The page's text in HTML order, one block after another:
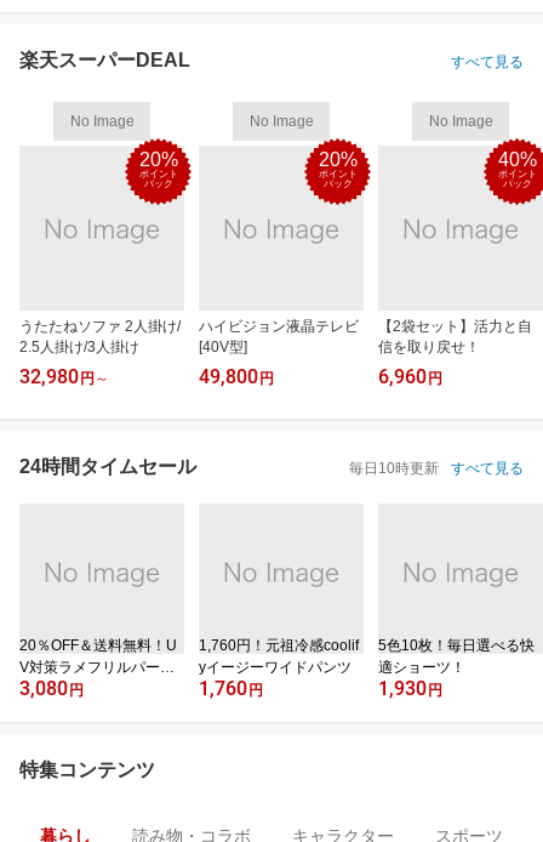
楽天スーパーDEAL すべて見る
No Image
20%
ポイント
バック
うたたねソファ 2人掛け/
2.5人掛け/3人掛け
32,980 円 ～
No Image
20%
ポイント
バック
ハイビジョン液晶テレビ
[40V型]
49,800 円
No Image
40%
ポイント
バック
【2袋セット】活力と自
信を取り戻せ！
6,960 円
24時間タイムセール 毎日10時更新 すべて見る
20％OFF＆送料無料！U
V対策ラメフリルパーカ
ー
3,080 円
1,760円！元祖冷感coolif
yイージーワイドパンツ
1,760 円
5色10枚！毎日選べる快
適ショーツ！
1,930 円
特集コンテンツ
暮らし 読み物・コラボ キャラクター スポーツ